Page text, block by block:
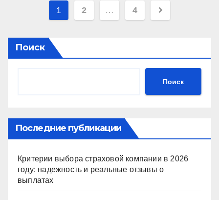
Пагинация
1 2 … 4
Поиск
Поиск
Последние публикации
Критерии выбора страховой компании в 2026
году: надежность и реальные отзывы о
выплатах